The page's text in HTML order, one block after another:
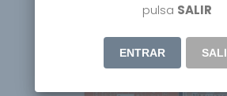
pulsa SALIR
ENTRAR